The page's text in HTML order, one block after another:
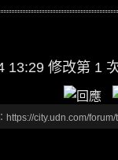
13:29 修改第 1
https://city.udn.com/